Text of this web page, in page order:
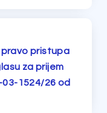
pristupa
za prijem
1524/26 od